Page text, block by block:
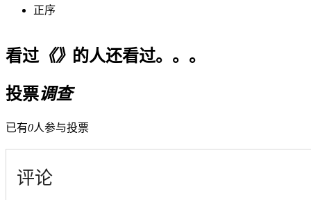
正序
看过《》 的人还看过。。。
投票调查
已有0人参与投票
评论